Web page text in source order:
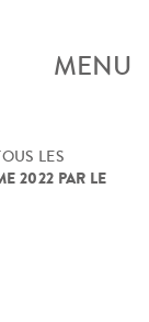
MENU
LES
2022 PAR LE